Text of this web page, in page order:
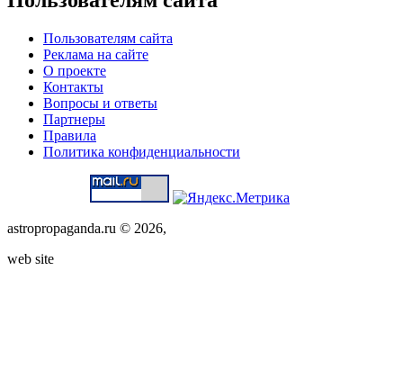
Пользователям сайта
Реклама на сайте
О проекте
Контакты
Вопросы и ответы
Партнеры
Правила
Политика конфиденциальности
astropropaganda.ru © 2026,
web site